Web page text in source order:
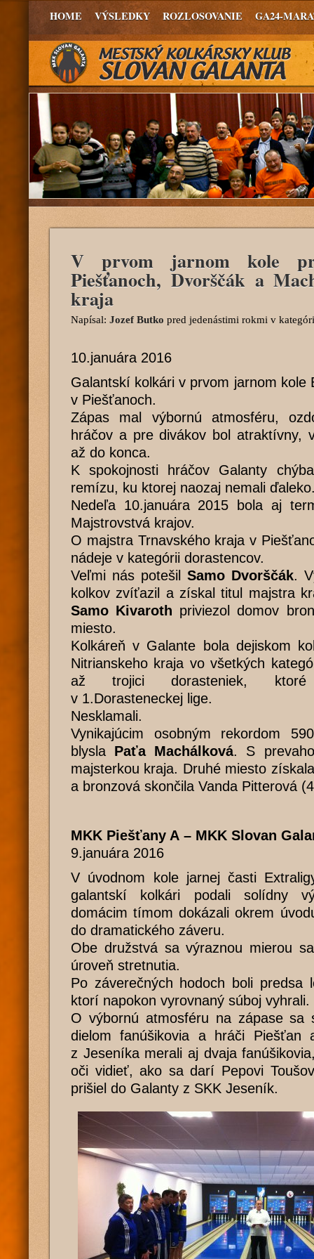
HOME VÝSLEDKY ROZLOSOVANIE GA24-
V prvom jarnom kole
Piešťanoch, Dvorščák a
kraja
Napísal: Jozef Butko pred jedenástimi rokmi v
10.januára 2016
Galantskí kolkári v prvom jarnom kole
v Piešťanoch.
Zápas mal výbornú atmosféru,
hráčov a pre divákov bol atraktívny,
až do konca.
K spokojnosti hráčov Galanty
remízu, ku ktorej naozaj nemali
Nedeľa 10.januára 2015 bola aj
Majstrovstvá krajov.
O majstra Trnavského kraja v
nádeje v kategórii dorastencov.
Veľmi nás potešil Samo Dvorščák.
kolkov zvíťazil a získal titul majstra
Samo Kivaroth priviezol domov
miesto.
Kolkáreň v Galante bola dejiskom
Nitrianskeho kraja vo všetkých
až trojici dorasteniek, ktoré
v 1.Dorasteneckej lige.
Nesklamali.
Vynikajúcim osobným rekordom
blysla Paťa Machálková. S
majsterkou kraja. Druhé miesto
a bronzová skončila Vanda Pitterová
MKK Piešťany A – MKK Slovan
9.januára 2016
V úvodnom kole jarnej časti
galantskí kolkári podali solídny
domácim tímom dokázali okrem
do dramatického záveru.
Obe družstvá sa výraznou mierou
úroveň stretnutia.
Po záverečných hodoch boli predsa
ktorí napokon vyrovnaný súboj vyhrali.
O výbornú atmosféru na zápase sa
dielom fanúšikovia a hráči Piešťan
z Jeseníka merali aj dvaja
oči vidieť, ako sa darí Pepovi
prišiel do Galanty z SKK Jeseník.